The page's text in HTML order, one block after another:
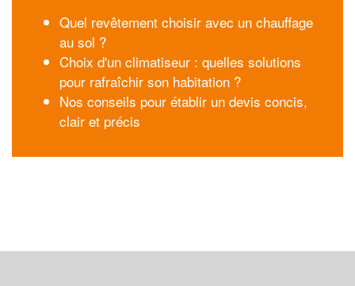
Quel revêtement choisir avec un chauffage
au sol ?
Choix d'un climatiseur : quelles solutions
pour rafraîchir son habitation ?
Nos conseils pour établir un devis concis,
clair et précis